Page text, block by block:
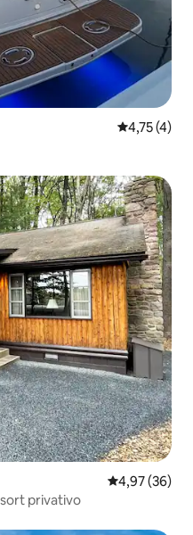
4,75 de
4,75 (4)
4,97 de uma
4,97 (36)
privativo